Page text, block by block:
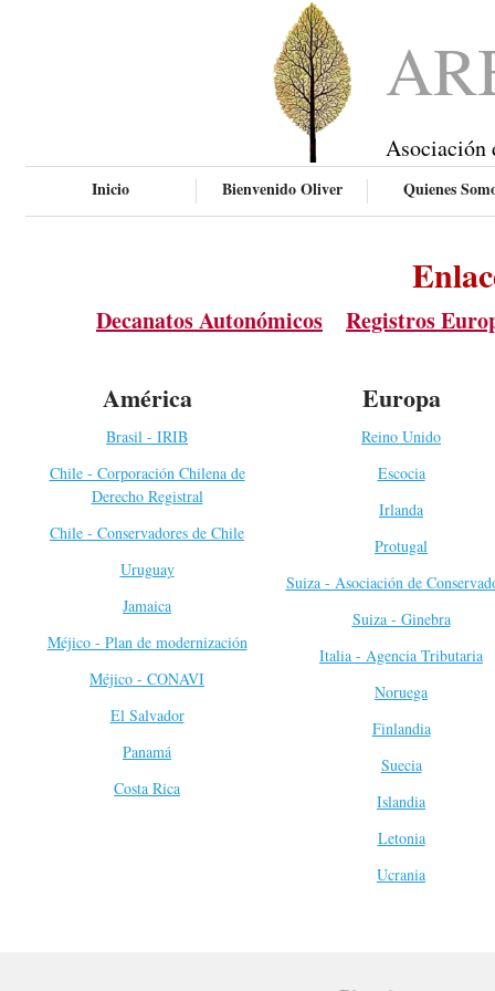
Asociación
Inicio Bienvenido Oliver Quienes
Decanatos Autonómicos Registros
América
Brasil - IRIB
Chile - Corporación Chilena de
Derecho Registral
Chile - Conservadores de Chile
Uruguay
Jamaica
Méjico - Plan de modernización
Méjico - CONAVI
El Salvador
Panamá
Costa Rica
Europa
Reino Unido
Escocia
Irlanda
Protugal
Suiza - Asociación de
Suiza - Ginebra
Italia - Agencia Tributaria
Noruega
Finlandia
Suecia
Islandia
Letonia
Ucrania